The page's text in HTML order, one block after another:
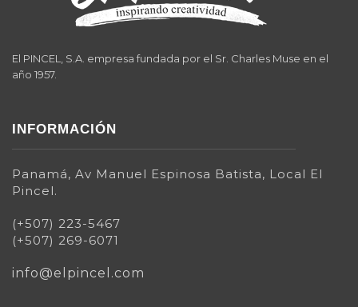
El PINCEL, S.A. empresa fundada por el Sr. Charles Muse en el
año 1957.
INFORMACIÓN
Panamá, Av Manuel Espinosa Batista, Local El
Pincel.
(+507) 223-5467
(+507) 269-6071
info@elpincel.com